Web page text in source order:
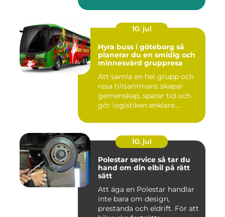
10. jul
Hyra buss i göteborg så
planerar du en smidig och
minnesvärd gruppresa
Att samla en hel grupp och
resa tillsammans skapar
gemenskap, sparar tid och
gör logistiken enklare....
10. jul
Polestar service så tar du
hand om din elbil på rätt
sätt
Att äga en Polestar handlar
inte bara om design,
prestanda och eldrift. För att